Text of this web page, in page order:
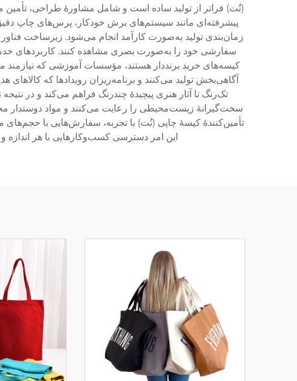
(تُت) فراتر از تولید ساده است و شامل مشاورهٔ طراحی، تأمین
پیشرفته‌ای مانند سیستم‌های برش خودکار، پرس‌های چاپ
زمان‌بندی تولید به‌صورت کارآمد انجام می‌شود. زیرساخت
سفارشی خود را به‌صورت بصری مشاهده کنند. کاربردهای
کیسه‌های خرید برنددار هستند، مؤسسات آموزشی که نیازمند
آگاهی‌بخش تولید می‌کنند و برنامه‌ریزان رویدادها که
تک‌رنگ تا آثار هنری پیچیدهٔ چندرنگ فراهم می‌کند و در
سخت‌گیرانهٔ زیست‌محیطی را رعایت می‌کنند و مواد دوستدار
تأمین‌کنندهٔ کیسهٔ چاپی (تُت) با تجربه، سفارش‌هایی با
این امر دسترسی کسب‌وکارهایی با هر